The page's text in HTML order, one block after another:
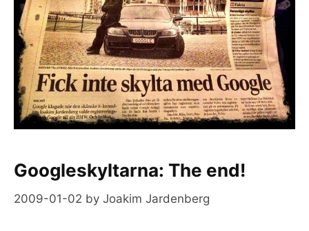
Googleskyltarna: The end!
2009-01-02 by Joakim Jardenberg